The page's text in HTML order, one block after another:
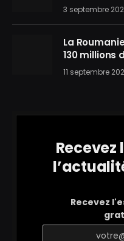
3 septembre
La
130 millions
11 septembre
Recevez
Recevez